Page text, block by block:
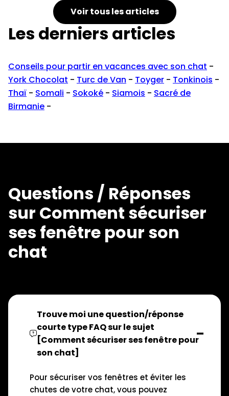
Voir tous les articles
Les derniers articles
Conseils pour partir en vacances avec son chat -
York Chocolat - Turc de Van - Toyger - Tonkinois -
Thaï - Somali - Sokoké - Siamois - Sacré de
Birmanie -
Questions / Réponses
sur Comment sécuriser
ses fenêtre pour son
chat
Trouve moi une question/réponse
courte type FAQ sur le sujet
[Comment sécuriser ses fenêtre pour
son chat]
Pour sécuriser vos fenêtres et éviter les
chutes de votre chat, vous pouvez